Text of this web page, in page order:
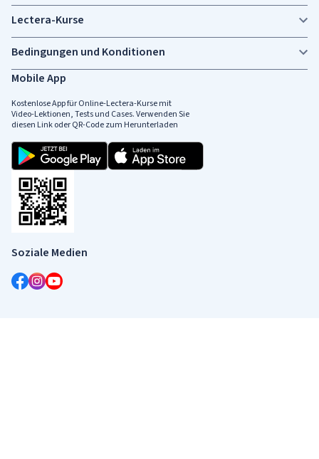
Lectera-Kurse
Bedingungen und Konditionen
Mobile App
Kostenlose App für Online-Lectera-Kurse mit
Video-Lektionen, Tests und Cases. Verwenden Sie
diesen Link oder QR-Code zum Herunterladen
Soziale Medien